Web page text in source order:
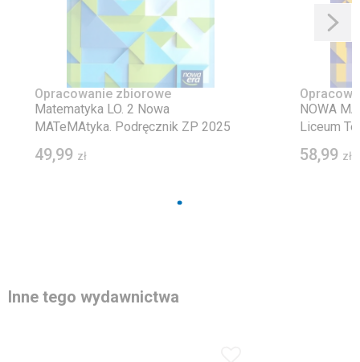
Opracowanie zbiorowe
Matematyka LO. 2 Nowa
MATeMAtyka. Podręcznik ZP 2025
49,99 zł
NOWA
Liceum
58,99 zł
Inne tego wydawnictwa